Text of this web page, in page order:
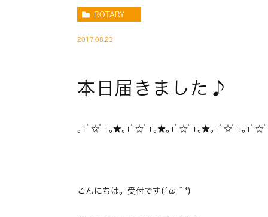
ROTARY
2017.08.23
本日届きました♪
｡+ﾟ☆ﾟ+｡★｡+ﾟ☆ﾟ+｡★｡+ﾟ☆ﾟ+｡★｡+ﾟ☆ﾟ+｡+ﾟ☆
こんにちは。受付です(´ω｀*)